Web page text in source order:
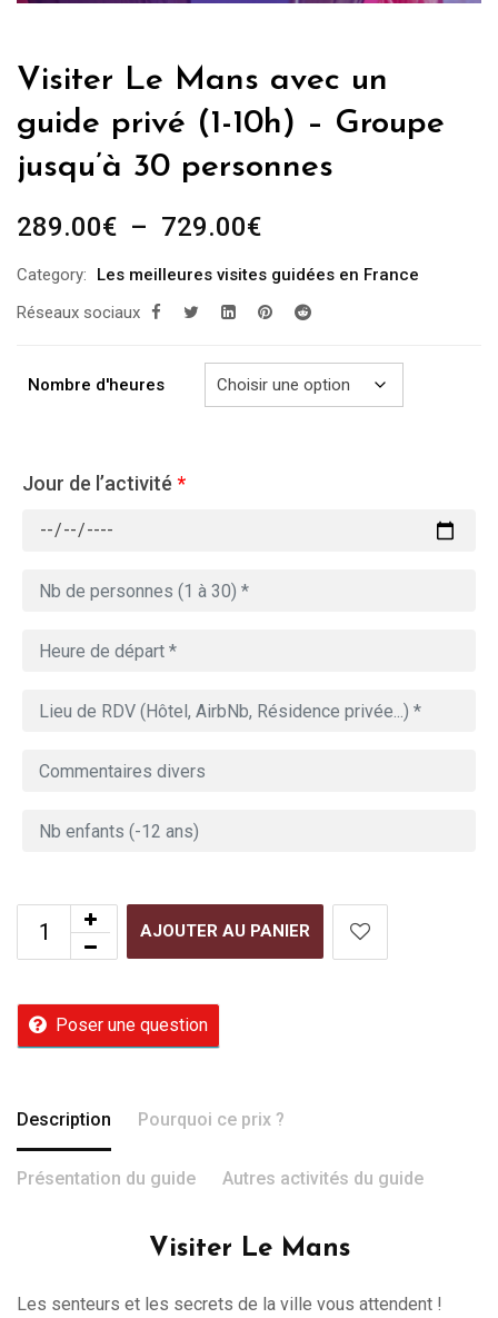
Visiter Le Mans avec un
guide privé (1-10h) – Groupe
jusqu’à 30 personnes
289.00€ – 729.00€Plage
prix :
289.00€
729.00€
Category:
Les meilleures visites guidées en France
Réseaux sociaux
Nombre d'heures
Jour de l’activité *
AJOUTER AU PANIER
Poser une question
Description Pourquoi ce prix ?
Présentation du guide Autres activités du guide
Visiter Le Mans
Les senteurs et les secrets de la ville vous attendent !